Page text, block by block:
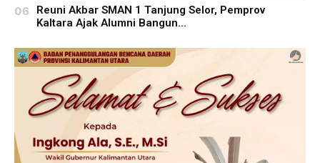
Reuni Akbar SMAN 1 Tanjung Selor, Pemprov
Kaltara Ajak Alumni Bangun...